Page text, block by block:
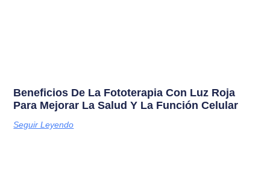
Beneficios De La Fototerapia Con Luz Roja
Para Mejorar La Salud Y La Función Celular
Seguir Leyendo